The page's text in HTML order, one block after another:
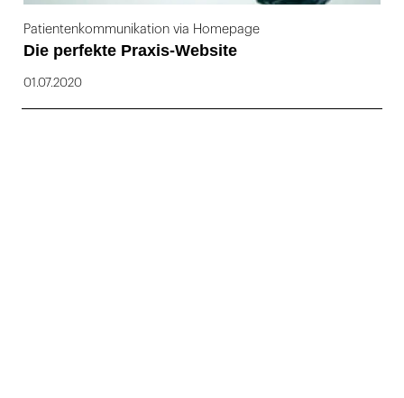
Patientenkommunikation via Homepage
Die perfekte Praxis-Website
01.07.2020